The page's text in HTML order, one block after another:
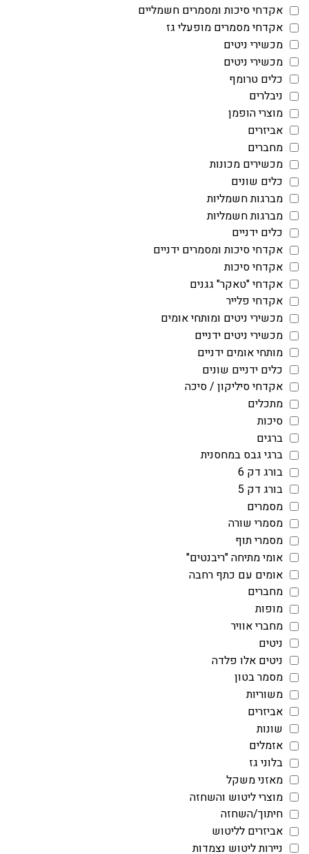
אקדחי סיכות ומסמרים חשמליים
אקדחי מסמרים מופעלי גז
מכשירי ניטים
מכשירי ניטים
כלים טרומף
ניבלרים
מוצרי הופמן
אביזרים
מחברים
מכשירים מכונות
כלים שונים
מברגות חשמליות
מברגות חשמליות
כלים ידניים
אקדחי סיכות ומסמרים ידניים
אקדחי סיכות
אקדחי "טאקר" גגנים
אקדחי פלייר
מכשירי ניטים ומותחי אומים
מכשירי ניטים ידניים
מותחי אומים ידניים
כלים ידניים שונים
אקדחי סיליקון / סיכה
מתכלים
סיכות
ברגים
ברגי גבס במחסנית
בורג דק 6
בורג דק 5
מסמרים
מסמרי שורה
מסמרי תוף
אומי מתיחה "ריבנטים"
אומים עם כתף רחבה
מחברים
מופות
מחברי אוויר
ניטים
ניטים אלו פלדה
מסמר בטון
משוריות
אביזרים
שונות
אזמלים
בלוני גז
מאזני משקל
מוצרי ליטוש והשחזה
חיתוך/השחזה
אביזרים לליטוש
ניירות ליטוש נצמדות